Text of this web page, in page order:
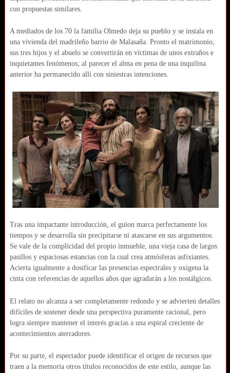
con propuestas similares.
A mediados de los 70 la familia Olmedo deja su pueblo y se instala en
una vivienda del madrileño barrio de Malasaña. Pronto el matrimonio,
sus tres hijos y el abuelo se convertirán en víctimas de unos extraños e
inquietantes fenómenos; al parecer el alma en pena de una inquilina
anterior ha permanecido allí con siniestras intenciones.
Tras una impactante introducción, el guion marca perfectamente los
tiempos y se desarrolla sin precipitarse ni atascarse en sus argumentos.
Se vale de la complicidad del propio inmueble, una vieja casa de largos
pasillos y espaciosas estancias con la cual crea atmósferas asfixiantes.
Acierta igualmente a dosificar las presencias espectrales y oxigena la
cinta con referencias de aquellos años que agradarán a los nostálgicos.
El relato no alcanza a ser completamente redondo y se advierten detalles
difíciles de sostener desde una perspectiva puramente racional, pero
logra siempre mantener el interés gracias a una espiral creciente de
acontecimientos aterradores.
Por su parte, el espectador puede identificar el origen de recursos que
traen a la memoria otros títulos reconocidos de este estilo, aunque las